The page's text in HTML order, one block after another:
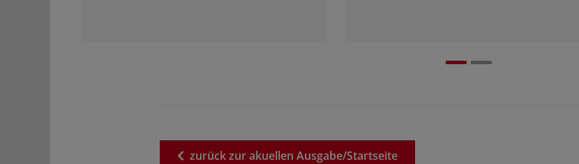
zurückzurakuellen Ausgabe/Startseite